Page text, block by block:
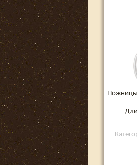
Ножницы